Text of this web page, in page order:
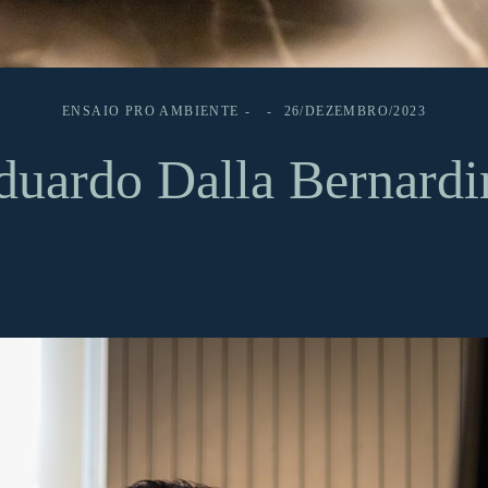
ENSAIO PRO AMBIENTE 26/DEZEMBRO/2023
Dalla